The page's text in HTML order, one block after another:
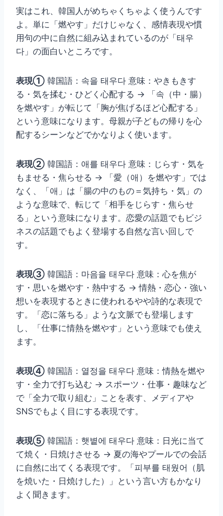
実はこれ、韓国人がめちゃくちゃよく使うんです
よ。単に「燃やす」だけじゃなく、感情表現や慣
用句の中に自然に組み込まれているのが「태우
다」の面白いところです。
表現① 韓国語：속을 태우다 意味：やきもきす
る・気を揉む・ひどく心配する → 「속（中・腸）
を燃やす」が転じて「胸が焦げるほど心配する」
という意味になります。母親が子どもの帰りを心
配するシーンなどでかなりよく使います。
表現② 韓国語：애를 태우다 意味：じらす・気を
もませる・焦らせる → 「愛（애）を燃やす」では
なく、「애」は「腸の中のもの＝気持ち・気」の
ような意味で、転じて「相手をじらす・焦らせ
る」という意味になります。恋愛の話題でもビジ
ネスの話題でもよく登場する自然な言い回しで
す。
表現③ 韓国語：마음을 태우다 意味：心を焦が
す・思いを燃やす・熱中する → 情熱・恋心・強い
想いを表現するときに使われるやや詩的な表現で
す。「恋に落ちる」ような文脈でも登場します
し、「仕事に情熱を燃やす」という意味でも使え
ます。
表現④ 韓国語：열정을 태우다 意味：情熱を燃や
す・全力で打ち込む → スポーツ・仕事・趣味など
で「全力で取り組む」ことを表す、メディアや
SNSでもよく目にする表現です。
表現⑤ 韓国語：햇볕에 태우다 意味：日光に当て
て焼く・日焼けさせる → 夏の海やプールでの会話
に自然に出てくる表現です。「피부를 태웠어（肌
を焼いた・日焼けした）」という言い方もかなり
よく聞きます。